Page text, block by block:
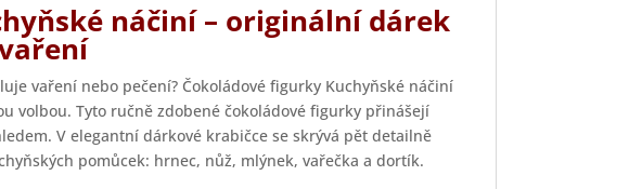
náčiní – originální dárek
vaření nebo pečení? Čokoládové figurky Kuchyňské náčiní
volbou. Tyto ručně zdobené čokoládové figurky přinášejí
V elegantní dárkové krabičce se skrývá pět detailně
pomůcek: hrnec, nůž, mlýnek, vařečka a dortík.